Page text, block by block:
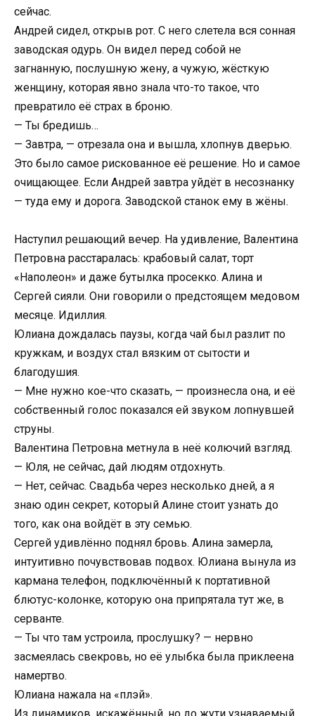
сейчас.
Андрей сидел, открыв рот. С него слетела вся сонная
заводская одурь. Он видел перед собой не
загнанную, послушную жену, а чужую, жёсткую
женщину, которая явно знала что-то такое, что
превратило её страх в броню.
— Ты бредишь…
— Завтра, — отрезала она и вышла, хлопнув дверью.
Это было самое рискованное её решение. Но и самое
очищающее. Если Андрей завтра уйдёт в несознанку
— туда ему и дорога. Заводской станок ему в жёны.
Наступил решающий вечер. На удивление, Валентина
Петровна расстаралась: крабовый салат, торт
«Наполеон» и даже бутылка просекко. Алина и
Сергей сияли. Они говорили о предстоящем медовом
месяце. Идиллия.
Юлиана дождалась паузы, когда чай был разлит по
кружкам, и воздух стал вязким от сытости и
благодушия.
— Мне нужно кое-что сказать, — произнесла она, и её
собственный голос показался ей звуком лопнувшей
струны.
Валентина Петровна метнула в неё колючий взгляд.
— Юля, не сейчас, дай людям отдохнуть.
— Нет, сейчас. Свадьба через несколько дней, а я
знаю один секрет, который Алине стоит узнать до
того, как она войдёт в эту семью.
Сергей удивлённо поднял бровь. Алина замерла,
интуитивно почувствовав подвох. Юлиана вынула из
кармана телефон, подключённый к портативной
блютус-колонке, которую она припрятала тут же, в
серванте.
— Ты что там устроила, прослушку? — нервно
засмеялась свекровь, но её улыбка была приклеена
намертво.
Юлиана нажала на «плэй».